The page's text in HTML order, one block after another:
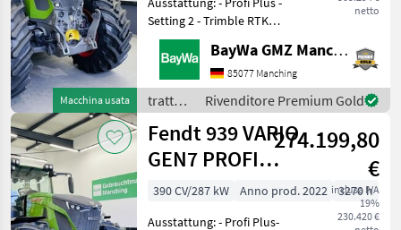
Macchina usata
netto
Setting 2 - Trimble RTK
Spurführung - Isobus -
Loadsensing - TIM -
220L/min Hydraulikpumpe-
Frontkraftheber (Lage)-
Frontzapfwelle- 1x Dw
BayWa GMZ Manching
85077 Manching
trattori
/ Fendt
Rivenditore Premium Gold
Fendt 939 VARIO
GEN7 PROFI
PLUS S1
274.199,80
€
inclusa IVA
19%
230.420 €
390 CV/287 kW Anno prod. 2022
3270 h
Ausstattung: - Profi Plus-